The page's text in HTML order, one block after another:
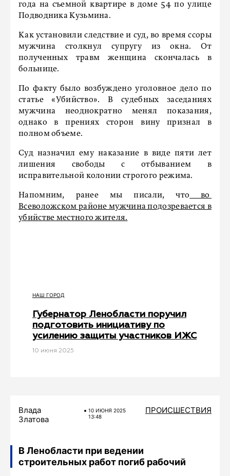
года на съемной квартире в доме 54 по улице
Подводника Кузьмина.
Как установили следствие и суд, во время ссоры
мужчина столкнул супругу из окна. От
полученных травм женщина скончалась в
больнице.
По факту было возбуждено уголовное дело по
статье «Убийство». В судебных заседаниях
мужчина неоднократно менял показания,
однако в прениях сторон вину признал в
полном объеме.
Суд назначил ему наказание в виде пяти лет
лишения свободы с отбыванием в
исправительной колонии строгого режима.
Напомним, ранее мы писали, что во
Всеволожском районе мужчина подозревается в
убийстве местного жителя.
НАШ ГОРОД
Губернатор Ленобласти поручил
подготовить инициативу по
усилению защиты участников ИЖС
10 июня 2025
Влада
Златова
10 ИЮНЯ 2025
13:48
ПРОИСШЕСТВИЯ
В Ленобласти при ведении
строительных работ погиб рабочий